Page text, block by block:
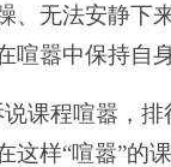
、无法安静下
嚣中保持自
说课程喧嚣，
样“喧嚣”的